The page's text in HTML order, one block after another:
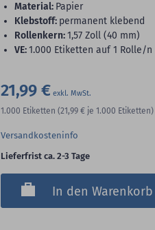
Material: Papier
Klebstoff: permanent klebend
Rollenkern:1,57 Zoll (40 mm)
VE:1.000 Etiketten auf 1 Rolle/n
21,99 €
1.000 Etiketten (21,99 € je 1.000 Etiketten)
Versandkosteninfo
Lieferfrist ca. 2-3 Tage
In den Warenkorb